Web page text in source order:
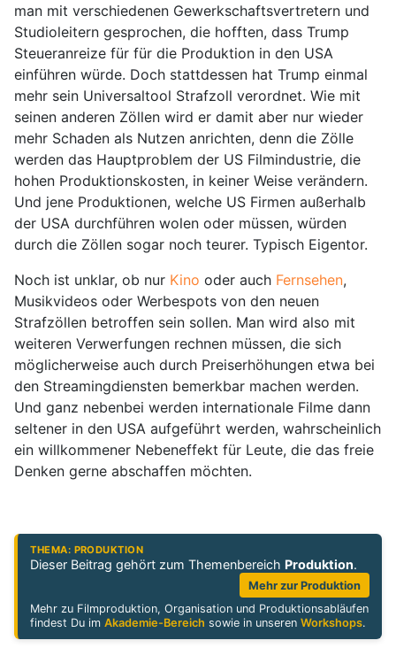
man mit verschiedenen Gewerkschaftsvertretern und
Studioleitern gesprochen, die hofften, dass Trump
Steueranreize für für die Produktion in den USA
einführen würde. Doch stattdessen hat Trump einmal
mehr sein Universaltool Strafzoll verordnet. Wie mit
seinen anderen Zöllen wird er damit aber nur wieder
mehr Schaden als Nutzen anrichten, denn die Zölle
werden das Hauptproblem der US Filmindustrie, die
hohen Produktionskosten, in keiner Weise verändern.
Und jene Produktionen, welche US Firmen außerhalb
der USA durchführen wolen oder müssen, würden
durch die Zöllen sogar noch teurer. Typisch Eigentor.
Noch ist unklar, ob nur Kino oder auch Fernsehen,
Musikvideos oder Werbespots von den neuen
Strafzöllen betroffen sein sollen. Man wird also mit
weiteren Verwerfungen rechnen müssen, die sich
möglicherweise auch durch Preiserhöhungen etwa bei
den Streamingdiensten bemerkbar machen werden.
Und ganz nebenbei werden internationale Filme dann
seltener in den USA aufgeführt werden, wahrscheinlich
ein willkommener Nebeneffekt für Leute, die das freie
Denken gerne abschaffen möchten.
THEMA: PRODUKTION
Dieser Beitrag gehört zum Themenbereich Produktion.
Mehr zur Produktion
Mehr zu Filmproduktion, Organisation und Produktionsabläufen
findest Du imAkademie-Bereich sowie in unserenWorkshops.